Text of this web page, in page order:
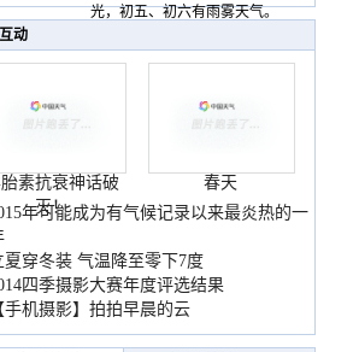
光，初五、初六有雨雾天气。
气
动
素抗衰神话破
灭！
春天
年可能成为有气候记录以来最炎热的一
夏穿冬装 气温降至零下7度
四季摄影大赛年度评选结果
手机摄影】拍拍早晨的云